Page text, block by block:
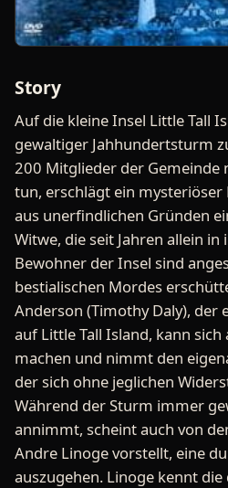
Story
Auf die kleine Insel Little Tall
gewaltiger Jahhundertsturm
200 Mitglieder der Gemeinde
tun, erschlägt ein mysteriöser
aus unerfindlichen Gründen
Witwe, die seit Jahren allein
Bewohner der Insel sind
bestialischen Mordes
Anderson (Timothy Daly), der
auf Little Tall Island, kann sich
machen und nimmt den
der sich ohne jeglichen
Während der Sturm immer
annimmt, scheint auch von
Andre Linoge vorstellt, eine
auszugehen. Linoge kennt